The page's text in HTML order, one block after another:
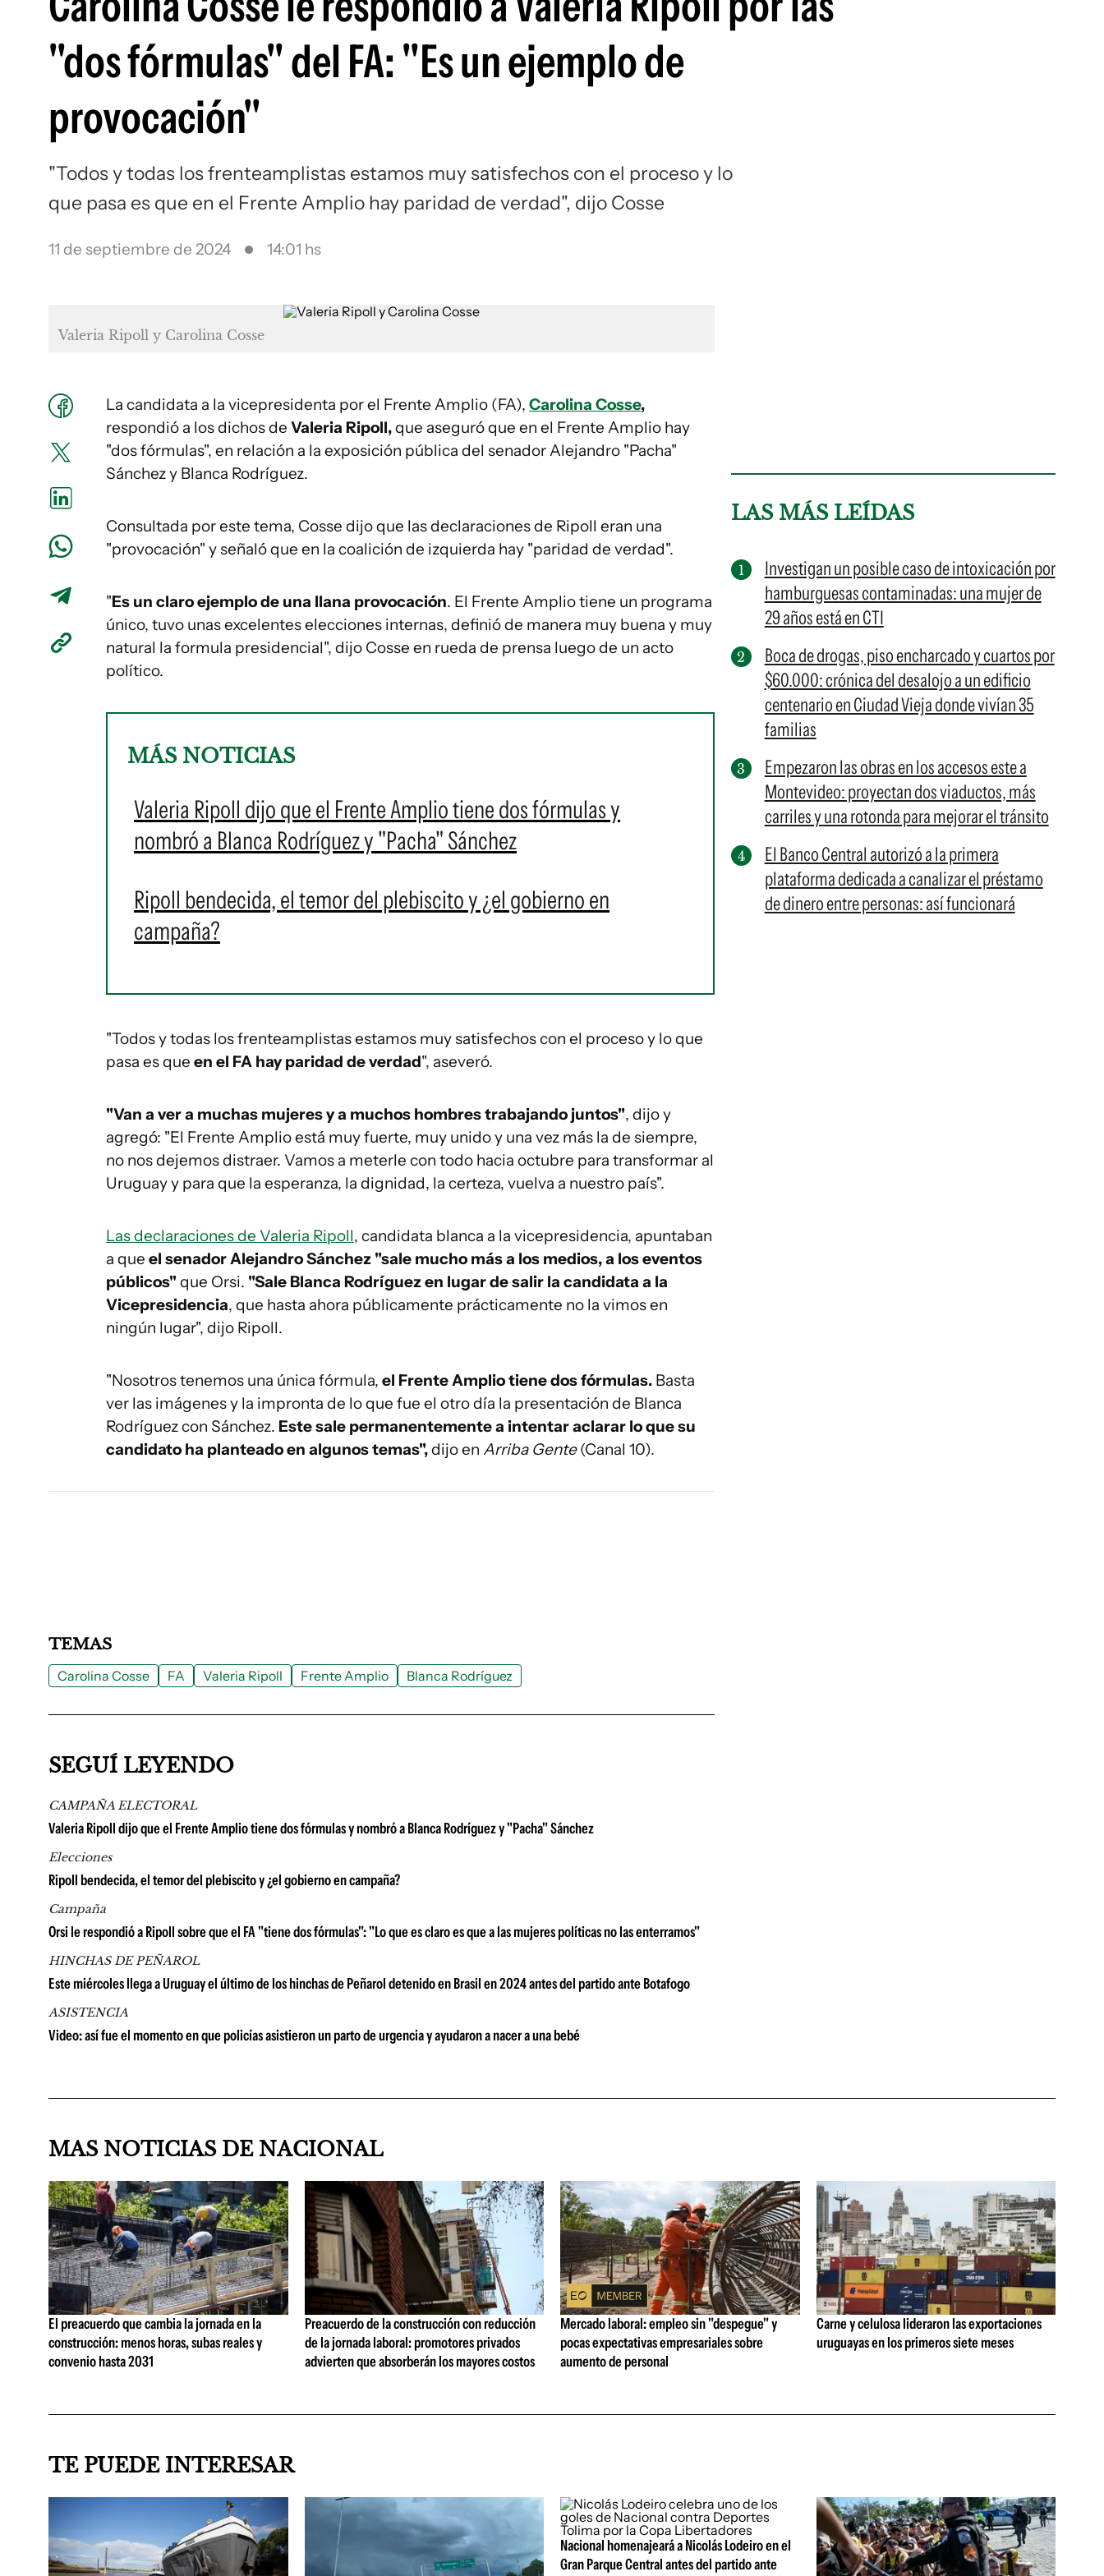
"dos fórmulas" del FA: "Es un ejemplo de
provocación"
"Todos y todas los frenteamplistas estamos muy satisfechos con el proceso y lo
que pasa es que en el Frente Amplio hay paridad de verdad", dijo Cosse
11 de septiembre de 2024 14:01 hs
Valeria Ripoll y Carolina Cosse
La candidata a la vicepresidenta por el Frente Amplio (FA), Carolina Cosse,
respondió a los dichos de Valeria Ripoll,que aseguró que en el Frente Amplio hay
"dos fórmulas", en relación a la exposición pública del senador Alejandro "Pacha"
Sánchez y Blanca Rodríguez.
Consultada por este tema, Cosse dijo que las declaraciones de Ripoll eran una
"provocación" y señaló que en la coalición de izquierda hay "paridad de verdad".
"Es un claro ejemplo de una llana provocación. El Frente Amplio tiene un programa
único, tuvo unas excelentes elecciones internas, definió de manera muy buena y muy
natural la formula presidencial", dijo Cosse en rueda de prensa luego de un acto
político.
MÁS NOTICIAS
Valeria Ripoll dijo que el Frente Amplio tiene dos fórmulas y
nombró a Blanca Rodríguez y "Pacha" Sánchez
Ripoll bendecida, el temor del plebiscito y ¿el gobierno en
campaña?
"Todos y todas los frenteamplistas estamos muy satisfechos con el proceso y lo que
pasa es que en el FA hay paridad de verdad", aseveró.
"Van a ver a muchas mujeres y a muchos hombres trabajando juntos", dijo y
agregó: "El Frente Amplio está muy fuerte, muy unido y una vez más la de siempre,
no nos dejemos distraer. Vamos a meterle con todo hacia octubre para transformar al
Uruguay y para que la esperanza, la dignidad, la certeza, vuelva a nuestro país".
Las declaraciones de Valeria Ripoll, candidata blanca a la vicepresidencia, apuntaban
a que el senador Alejandro Sánchez "sale mucho más a los medios, a los eventos
públicos"que Orsi. "Sale Blanca Rodríguez en lugar de salir la candidata a la
Vicepresidencia, que hasta ahora públicamente prácticamente no la vimos en
ningún lugar", dijo Ripoll.
"Nosotros tenemos una única fórmula, el Frente Amplio tiene dos fórmulas. Basta
ver las imágenes y la impronta de lo que fue el otro día la presentación de Blanca
Rodríguez con Sánchez. Este sale permanentemente a intentar aclarar lo que su
candidato ha planteado en algunos temas",dijo en Arriba Gente(Canal 10).
LAS MÁS LEÍDAS
Investigan un posible caso de intoxicación por
hamburguesas contaminadas: una mujer de
29 años está en CTI
Boca de drogas, piso encharcado y cuartos por
$60.000: crónica del desalojo a un edificio
centenario en Ciudad Vieja donde vivían 35
familias
Empezaron las obras en los accesos este a
Montevideo: proyectan dos viaductos, más
carriles y una rotonda para mejorar el tránsito
El Banco Central autorizó a la primera
plataforma dedicada a canalizar el préstamo
de dinero entre personas: así funcionará
TEMAS
Carolina Cosse FA Valeria Ripoll Frente Amplio Blanca Rodríguez
SEGUÍ LEYENDO
CAMPAÑA ELECTORAL
Valeria Ripoll dijo que el Frente Amplio tiene dos fórmulas y nombró a Blanca Rodríguez y "Pacha" Sánchez
Elecciones
Ripoll bendecida, el temor del plebiscito y ¿el gobierno en campaña?
Campaña
Orsi le respondió a Ripoll sobre que el FA "tiene dos fórmulas": "Lo que es claro es que a las mujeres políticas no las enterramos"
HINCHAS DE PEÑAROL
Este miércoles llega a Uruguay el último de los hinchas de Peñarol detenido en Brasil en 2024 antes del partido ante Botafogo
ASISTENCIA
Video: así fue el momento en que policías asistieron un parto de urgencia y ayudaron a nacer a una bebé
MAS NOTICIAS DE NACIONAL
El preacuerdo que cambia la jornada en la
construcción: menos horas, subas reales y
convenio hasta 2031
Preacuerdo de la construcción con reducción
de la jornada laboral: promotores privados
advierten que absorberán los mayores costos
Mercado laboral: empleo sin "despegue" y
pocas expectativas empresariales sobre
aumento de personal
Carne y celulosa lideraron las exportaciones
uruguayas en los primeros siete meses
TE PUEDE INTERESAR
Nacional homenajeará a Nicolás Lodeiro en el
Gran Parque Central antes del partido ante